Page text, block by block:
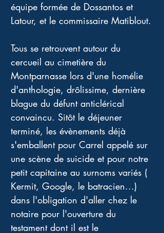
équipe formée de Dossantos et
Latour, et le commissaire Matiblout.
Tous se retrouvent autour du
cercueil au cimetière du
Montparnasse lors d'une homélie
d'anthologie, drôlissime, dernière
blague du défunt anticlérical
convaincu. Sitôt le déjeuner
terminé, les évènements déjà
s'emballent pour Carrel appelé sur
une scène de suicide et pour notre
petit capitaine au surnoms variés (
Kermit, Google, le batracien...)
dans l'obligation d'aller chez le
notaire pour l'ouverture du
testament dont il est le